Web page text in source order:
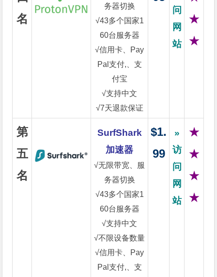
名
务器切换
√43多个国家1
60台服务器
√信用卡、Pay
Pal支付,、支
付宝
√支持中文
√7天退款保证
问
网
站
★
★
第
五
名
SurfShark
加速器
√无限带宽、服
务器切换
√43多个国家1
60台服务器
√支持中文
√不限设备数量
√信用卡、Pay
Pal支付,、支
$1.
99
»
访
问
网
站
★
★
★
★